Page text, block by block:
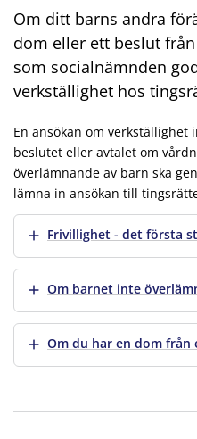
Om ditt barns andra
dom eller ett beslut
som socialnämnden
verkställighet hos
En ansökan om
beslutet eller avtalet om
överlämnande av barn ska
lämna in ansökan till
Visa merFrivillighet - det första
Visa merOm barnet inte
Visa merOm du har en dom